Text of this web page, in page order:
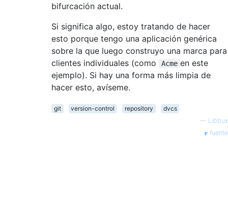
bifurcación actual.
Si significa algo, estoy tratando de hacer
esto porque tengo una aplicación genérica
sobre la que luego construyo una marca para
clientes individuales (como
Acme en este
ejemplo). Si hay una forma más limpia de
hacer esto, avíseme.
git version-control repository
dvcs
— Libbux
fuente